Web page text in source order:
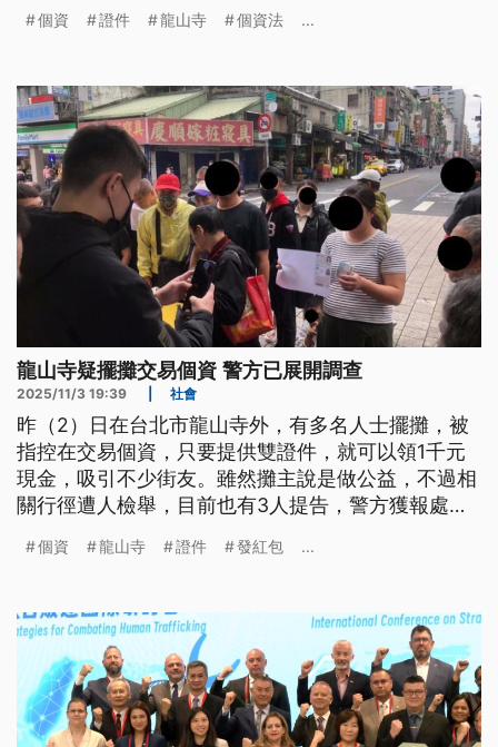
前，就算有金錢交易，也無違反個資法。
個資 證件 龍山寺 個資法 ...
龍山寺疑擺攤交易個資 警方已展開調查
2025/11/3 19:39 社會
昨（2）日在台北市龍山寺外，有多名人士擺攤，被
指控在交易個資，只要提供雙證件，就可以領1千元
現金，吸引不少街友。雖然攤主說是做公益，不過相
關行徑遭人檢舉，目前也有3人提告，警方獲報處理
個資 龍山寺 證件 發紅包 ...